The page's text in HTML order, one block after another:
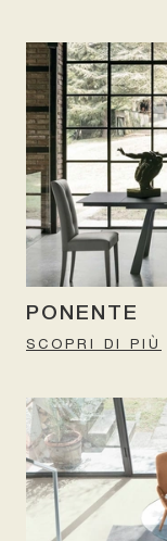
PONENTE
SCOPRI DI PIÙ